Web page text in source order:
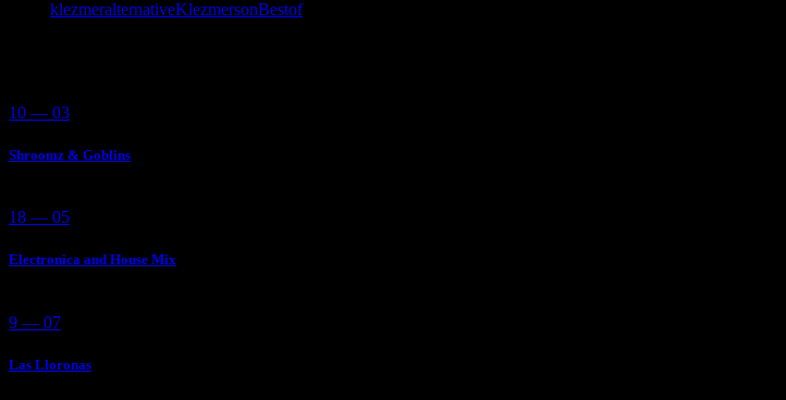
klezmeralternativeKlezmersonBestof
10 — 03
Shroomz & Goblins
18 — 05
Electronica and House Mix
9 — 07
Las Lloronas